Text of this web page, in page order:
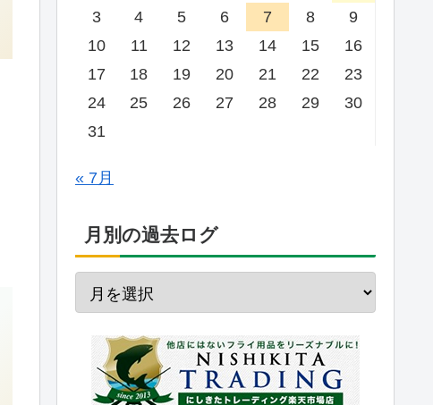
3
4 5 6 7 8
9
10
11 12 13 14 15
16
17
18 19 20 21 22
23
24
25 26 27 28 29
30
31
« 7月
月別の過去ログ